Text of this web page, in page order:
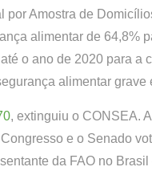
Amostra de
alimentar de 64,8%
o ano de 2020 para a
alimentar grave
, extinguiu o CONSEA.
e o Senado
da FAO no